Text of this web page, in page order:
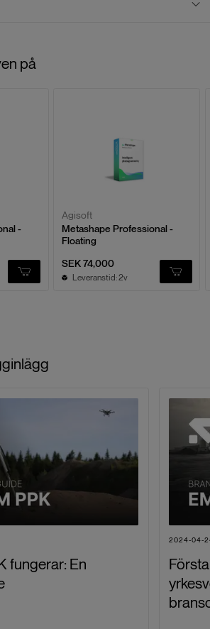
på
-
Agisoft
Metashape Professional -
Floating
SEK 74,000
Leveranstid: 2v
fungerar: En
2024-04-